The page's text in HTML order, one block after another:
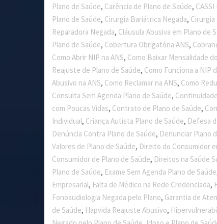
Plano de Saúde, Carência de Plano de Saúde,
Plano de Saúde, Cirurgia Bariátrica Negada,
Reparadora Negada, Cláusula Abusiva em Plano de
Plano de Saúde, Cobertura Obrigatória ANS,
Como Abrir NIP na ANS, Como Baixar Mensalidade
Reajuste de Plano de Saúde, Como Funciona a NIP
Abusivo na ANS, Como Reclamar na ANS, Como
Consulta Sem Agenda Plano de Saúde,
com Poucas Vidas, Contrato de Plano de Saúde,
Individual, Criança Autista Plano de Saúde, Defesa
Denúncia Contra Plano de Saúde, Denunciar Plano
Valores de Plano de Saúde, Direito do Consumidor
Consumidor de Plano de Saúde, Direitos na Saúde
Plano de Saúde, Exame Sem Agenda Plano de Saúde
Empresarial, Falta de Médico na Rede Credenciada,
Fonoaudiologia Negada pelo Plano, Garantia de
de Saúde, Hapvida Reajuste Abusivo,